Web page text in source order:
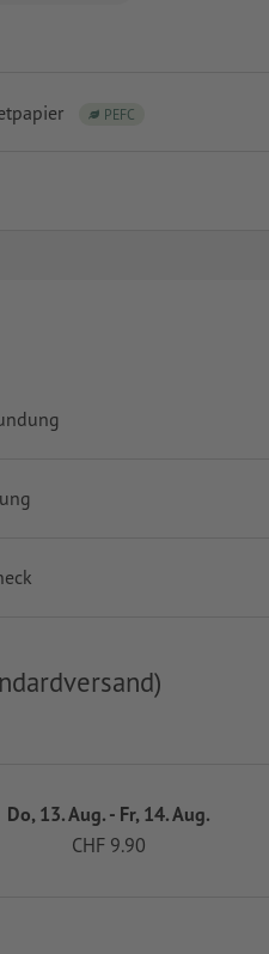
PEFC
Do, 13. Aug. - Fr, 14. Aug.
CHF 9.90